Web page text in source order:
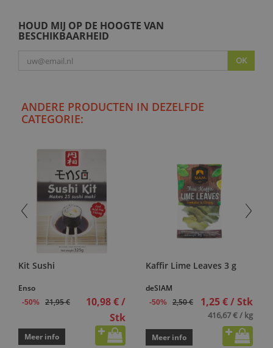
HOUD MIJ OP DE HOOGTE VAN
BESCHIKBAARHEID
OK
ANDERE PRODUCTEN IN DEZELFDE
CATEGORIE:
Kit Sushi
Enso
-50% 21,95 €
10,98 € /
Stk
Meer info
Kaffir Lime Leaves 3 g
deSIAM
-50% 2,50 € 1,25 € / Stk
416,67 € / kg
Meer info